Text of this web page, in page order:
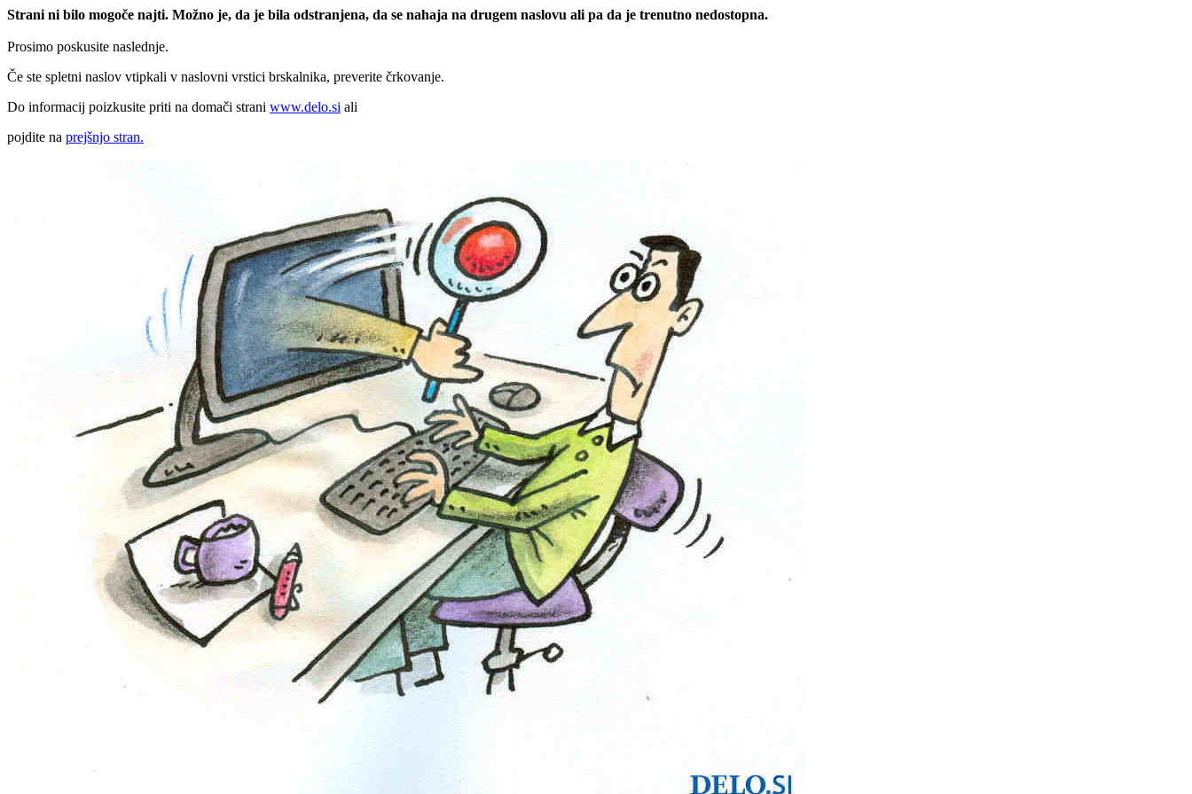
Strani ni bilo mogoče najti. Možno je, da je bila odstranjena, da se nahaja na drugem naslovu ali pa da je trenutno nedostopna.
Prosimo poskusite naslednje.
Če ste spletni naslov vtipkali v naslovni vrstici brskalnika, preverite črkovanje.
Do informacij poizkusite priti na domači strani www.delo.si ali
pojdite na prejšnjo stran.